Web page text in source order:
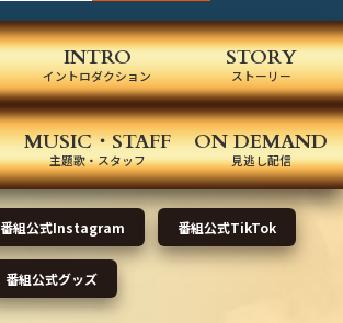
INTRO
イントロダクション
STORY
ストーリー
MUSIC・STAFF
主題歌・スタッフ
ON DEMAND
見逃し配信
番組公式Instagram 番組公式TikTok
番組公式グッズ